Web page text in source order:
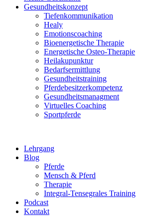
Gesundheitskonzept
Tiefenkommunikation
Healy
Emotionscoaching
Bioenergetische Therapie
Energetische Osteo-Therapie
Heilakupunktur
Bedarfsermittlung
Gesundheitstraining
Pferdebesitzerkompetenz
Gesundheitsmanagment
Virtuelles Coaching
Sportpferde
Lehrgang
Blog
Pferde
Mensch & Pferd
Therapie
Integral-Tensegrales Training
Podcast
Kontakt